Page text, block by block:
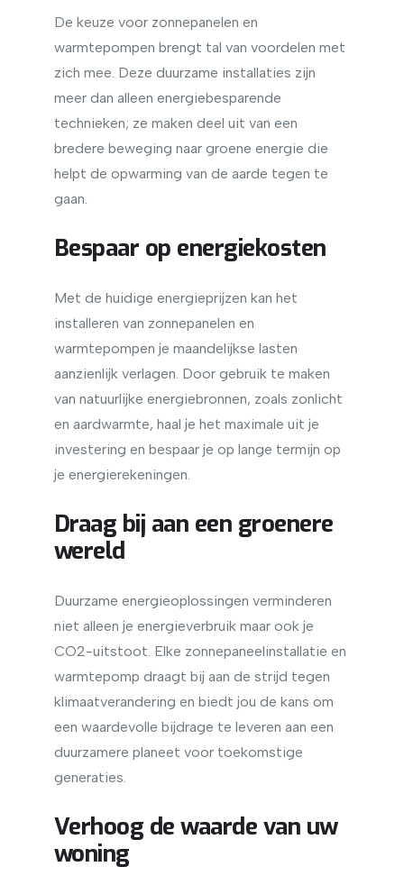
De keuze voor zonnepanelen en
warmtepompen brengt tal van voordelen met
zich mee. Deze duurzame installaties zijn
meer dan alleen energiebesparende
technieken; ze maken deel uit van een
bredere beweging naar groene energie die
helpt de opwarming van de aarde tegen te
gaan.
Bespaar op energiekosten
Met de huidige energieprijzen kan het
installeren van zonnepanelen en
warmtepompen je maandelijkse lasten
aanzienlijk verlagen. Door gebruik te maken
van natuurlijke energiebronnen, zoals zonlicht
en aardwarmte, haal je het maximale uit je
investering en bespaar je op lange termijn op
je energierekeningen.
Draag bij aan een groenere
wereld
Duurzame energieoplossingen verminderen
niet alleen je energieverbruik maar ook je
CO2-uitstoot. Elke zonnepaneelinstallatie en
warmtepomp draagt bij aan de strijd tegen
klimaatverandering en biedt jou de kans om
een waardevolle bijdrage te leveren aan een
duurzamere planeet voor toekomstige
generaties.
Verhoog de waarde van uw
woning